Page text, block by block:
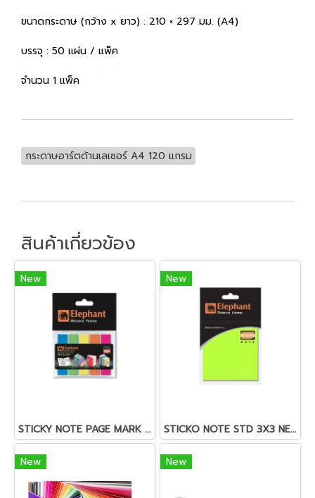
ขนาดกระดาษ (กว้าง x ยาว) : 210 × 297 มม. (A4)
บรรจุ : 50 แผ่น / แพ็ค
จำนวน 1 แพ็ค
กระดาษอาร์ตด้านเลเซอร์ A4 120 แกรม
สินค้าเกี่ยวข้อง
New
STICKY NOTE PAGE MARK FILMINDEX (OPP)
New
STICKO NOTE STD 3X3 NEON (OPP) 40 SH
New New